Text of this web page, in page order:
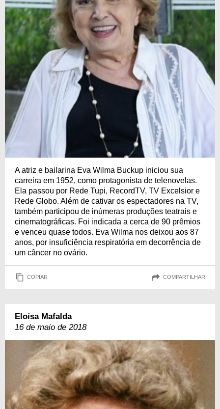
A atriz e bailarina Eva Wilma Buckup iniciou sua
carreira em 1952, como protagonista de telenovelas.
Ela passou por Rede Tupi, RecordTV, TV Excelsior e
Rede Globo. Além de cativar os espectadores na TV,
também participou de inúmeras produções teatrais e
cinematográficas. Foi indicada a cerca de 90 prêmios
e venceu quase todos. Eva Wilma nos deixou aos 87
anos, por insuficiência respiratória em decorrência de
um câncer no ovário.
COPIAR COMPARTILHAR
Eloísa Mafalda
16 de maio de 2018